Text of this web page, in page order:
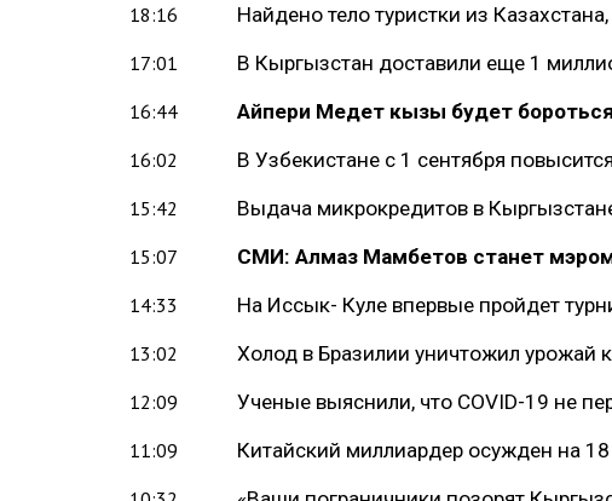
18:16 Найдено тело туристки из
17:01 В Кыргызстан доставили еще 1
16:44 Айпери Медет кызы будет
16:02 В Узбекистане с 1 сентября
15:42 Выдача микрокредитов в
15:07 СМИ: Алмаз Мамбетов станет
14:33 На Иссык- Куле впервые пройдет
13:02 Холод в Бразилии уничтожил урожай
12:09 Ученые выяснили, что COVID-19 не
11:09 Китайский миллиардер осужден на 18